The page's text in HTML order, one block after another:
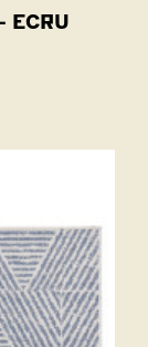
ECRU